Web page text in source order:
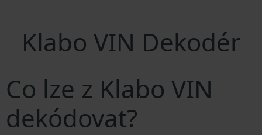
Klabo VIN Dekodér
Co lze z Klabo VIN
dekódovat?